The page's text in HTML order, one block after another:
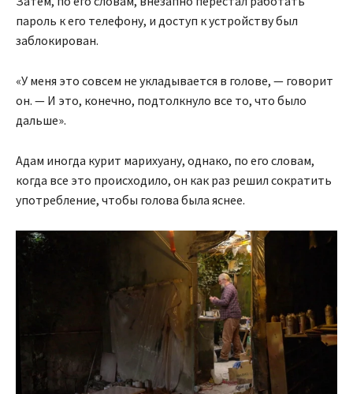
пароль к его телефону, и доступ к устройству был
заблокирован.
«У меня это совсем не укладывается в голове, — говорит
он. — И это, конечно, подтолкнуло все то, что было
дальше».
Адам иногда курит марихуану, однако, по его словам,
когда все это происходило, он как раз решил сократить
употребление, чтобы голова была яснее.